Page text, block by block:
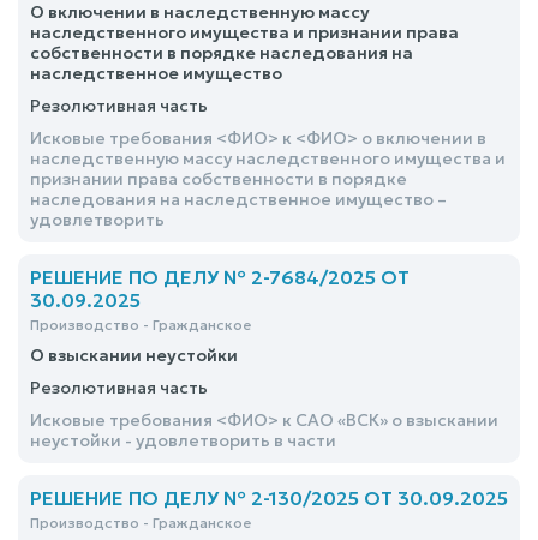
О включении в наследственную массу
наследственного имущества и признании права
собственности в порядке наследования на
наследственное имущество
Резолютивная часть
Исковые требования <ФИО> к <ФИО> о включении в
наследственную массу наследственного имущества и
признании права собственности в порядке
наследования на наследственное имущество –
удовлетворить
РЕШЕНИЕ ПО ДЕЛУ № 2-7684/2025 ОТ
30.09.2025
Производство - Гражданское
О взыскании неустойки
Резолютивная часть
Исковые требования <ФИО> к САО «ВСК» о взыскании
неустойки - удовлетворить в части
РЕШЕНИЕ ПО ДЕЛУ № 2-130/2025 ОТ 30.09.2025
Производство - Гражданское